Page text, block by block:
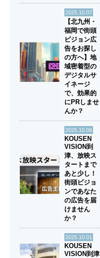
2025.10.07
【北九州・
福岡で街頭
ビジョン広
告をお探し
の方へ】地
域密着型の
デジタルサ
イネージ
で、効果的
にPRしませ
んか？
2025.10.06
KOUSEN
VISION到
津、放映ス
タートまで
あと少し！
街頭ビジョ
ンであなた
の広告を届
けません
か？
2025.10.01
KOUSEN
VISION到津